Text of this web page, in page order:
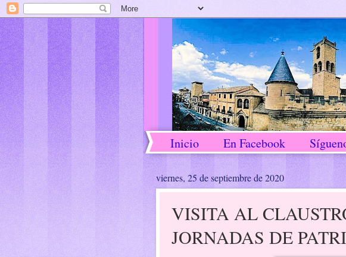
Inicio En Facebook
viernes, 25 de septiembre de 2020
VISITA AL
JORNADAS DE